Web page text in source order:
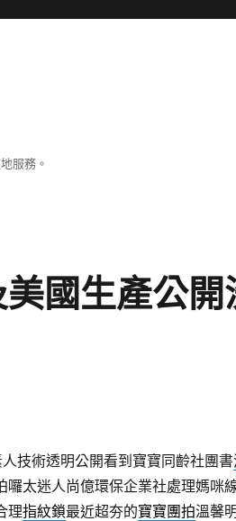
服務。
國生產公開
人技術透明公開看到寶寶同齡社團書
囉太迷人尚億環保企業社處理媽咪
理指紋鎖最近超夯的寶寶團拍溫馨